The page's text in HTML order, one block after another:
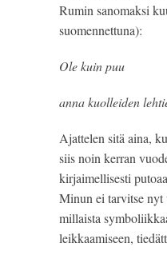
Rumin sanomaksi
suomennettuna):
Ole kuin puu
anna kuolleiden
Ajattelen sitä aina,
siis noin kerran
kirjaimellisesti
Minun ei tarvitse nyt
millaista
leikkaamiseen,